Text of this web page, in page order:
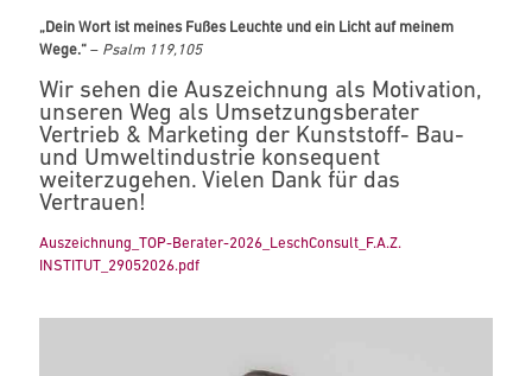
„Dein Wort ist meines Fußes Leuchte und ein Licht auf meinem
Wege.“ – Psalm 119,105
Wir sehen die Auszeichnung als Motivation,
unseren Weg als Umsetzungsberater
Vertrieb & Marketing der Kunststoff- Bau-
und Umweltindustrie konsequent
weiterzugehen. Vielen Dank für das
Vertrauen!
Auszeichnung_TOP-Berater-2026_LeschConsult_F.A.Z.
INSTITUT_29052026.pdf